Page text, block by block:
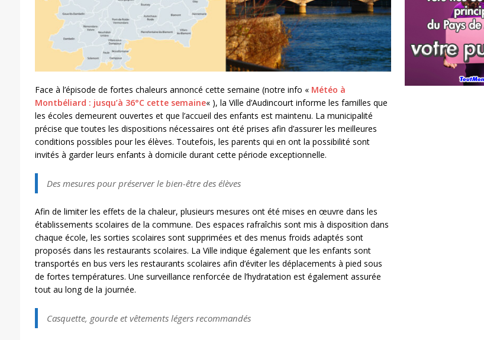
Face à l’épisode de fortes chaleurs annoncé cette semaine (notre info « Météo à
Montbéliard : jusqu’à 36°C cette semaine« ), la Ville d’Audincourt informe les familles que
les écoles demeurent ouvertes et que l’accueil des enfants est maintenu. La municipalité
précise que toutes les dispositions nécessaires ont été prises afin d’assurer les meilleures
conditions possibles pour les élèves. Toutefois, les parents qui en ont la possibilité sont
invités à garder leurs enfants à domicile durant cette période exceptionnelle.
Des mesures pour préserver le bien-être des élèves
Afin de limiter les effets de la chaleur, plusieurs mesures ont été mises en œuvre dans les
établissements scolaires de la commune. Des espaces rafraîchis sont mis à disposition dans
chaque école, les sorties scolaires sont supprimées et des menus froids adaptés sont
proposés dans les restaurants scolaires. La Ville indique également que les enfants sont
transportés en bus vers les restaurants scolaires afin d’éviter les déplacements à pied sous
de fortes températures. Une surveillance renforcée de l’hydratation est également assurée
tout au long de la journée.
Casquette, gourde et vêtements légers recommandés